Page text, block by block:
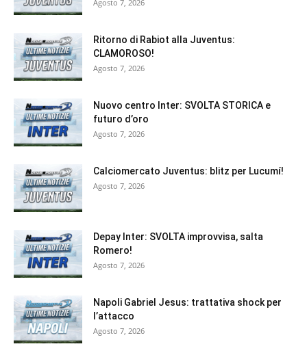
Agosto 7, 2026
Ritorno di Rabiot alla Juventus:
CLAMOROSO!
Agosto 7, 2026
Nuovo centro Inter: SVOLTA STORICA e
futuro d’oro
Agosto 7, 2026
Calciomercato Juventus: blitz per Lucumí!
Agosto 7, 2026
Depay Inter: SVOLTA improvvisa, salta
Romero!
Agosto 7, 2026
Napoli Gabriel Jesus: trattativa shock per
l’attacco
Agosto 7, 2026